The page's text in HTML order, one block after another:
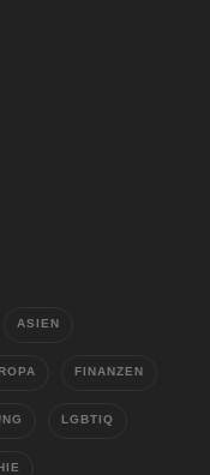
ASIEN
FINANZEN
LGBTIQ